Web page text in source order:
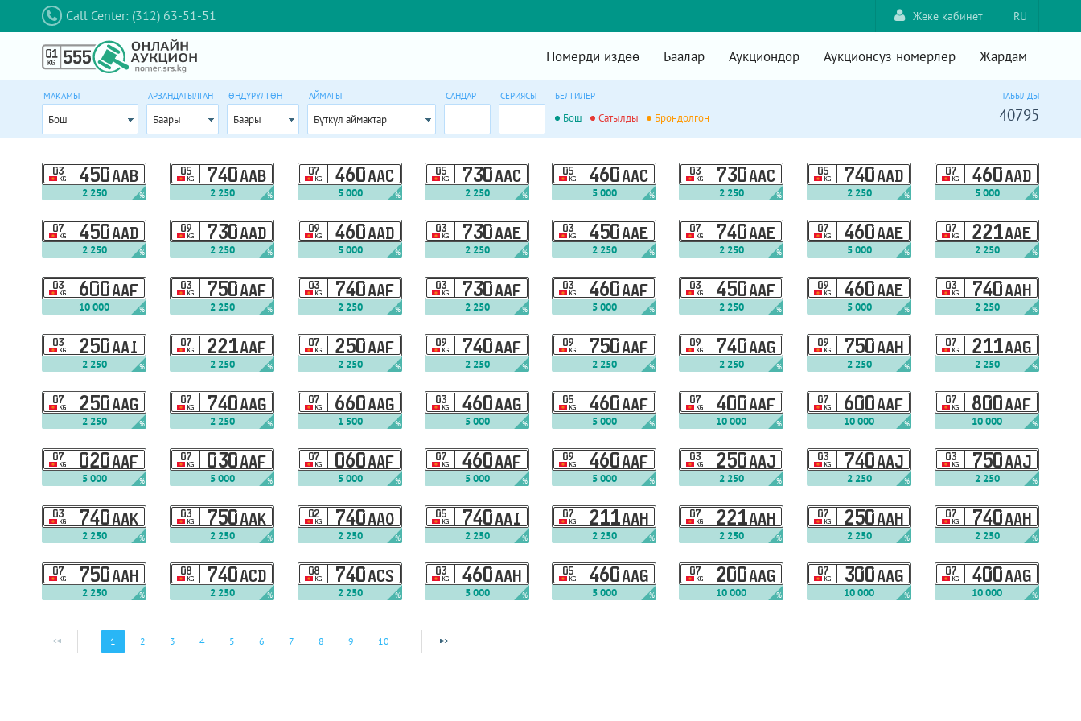
Call Center: (312) 63-51-51 RU
Жеке кабинет
Номерди издөө Баалар Аукциондор Аукционсуз номерлер Жардам
МАКАМЫ
Бош
АРЗАНДАТЫЛГАН
Баары
ӨНДҮРҮЛГӨН
Баары
АЙМАГЫ
Бүткүл аймактар
САНДАР СЕРИЯСЫ БЕЛГИЛЕР
Бош Сатылды Брондолгон
ТАБЫЛДЫ
40795
%
03
KG 450 AAB
2 250
%
05
KG 740 AAB
2 250
%
07
KG 460 AAC
5 000
%
05
KG 730 AAC
2 250
%
05
KG 460 AAC
5 000
%
03
KG 730 AAC
2 250
%
05
KG 740 AAD
2 250
%
07
KG 460 AAD
5 000
%
07
KG 450 AAD
2 250
%
09
KG 730 AAD
2 250
%
09
KG 460 AAD
5 000
%
03
KG 730 AAE
2 250
%
03
KG 450 AAE
2 250
%
07
KG 740 AAE
2 250
%
07
KG 460 AAE
5 000
%
07
KG 221 AAE
2 250
%
03
KG 600 AAF
10 000
%
03
KG 750 AAF
2 250
%
03
KG 740 AAF
2 250
%
03
KG 730 AAF
2 250
%
03
KG 460 AAF
5 000
%
03
KG 450 AAF
2 250
%
09
KG 460 AAE
5 000
%
03
KG 740 AAH
2 250
%
03
KG 250 AAI
2 250
%
07
KG 221 AAF
2 250
%
07
KG 250 AAF
2 250
%
09
KG 740 AAF
2 250
%
09
KG 750 AAF
2 250
%
09
KG 740 AAG
2 250
%
09
KG 750 AAH
2 250
%
07
KG 211 AAG
2 250
%
07
KG 250 AAG
2 250
%
07
KG 740 AAG
2 250
%
07
KG 660 AAG
1 500
%
03
KG 460 AAG
5 000
%
05
KG 460 AAF
5 000
%
07
KG 400 AAF
10 000
%
07
KG 600 AAF
10 000
%
07
KG 800 AAF
10 000
%
07
KG 020 AAF
5 000
%
07
KG 030 AAF
5 000
%
07
KG 060 AAF
5 000
%
07
KG 460 AAF
5 000
%
09
KG 460 AAF
5 000
%
03
KG 250 AAJ
2 250
%
03
KG 740 AAJ
2 250
%
03
KG 750 AAJ
2 250
%
03
KG 740 AAK
2 250
%
03
KG 750 AAK
2 250
%
02
KG 740 AAO
2 250
%
05
KG 740 AAI
2 250
%
07
KG 211 AAH
2 250
%
07
KG 221 AAH
2 250
%
07
KG 250 AAH
2 250
%
07
KG 740 AAH
2 250
%
07
KG 750 AAH
2 250
%
08
KG 740 ACD
2 250
%
08
KG 740 ACS
2 250
%
03
KG 460 AAH
5 000
%
05
KG 460 AAG
5 000
%
07
KG 200 AAG
10 000
%
07
KG 300 AAG
10 000
%
07
KG 400 AAG
10 000
1 2 3 4 5 6 7 8 9 10